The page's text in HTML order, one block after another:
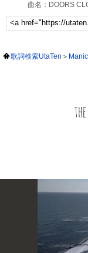
曲名：DOORS
歌詞検索UtaTen